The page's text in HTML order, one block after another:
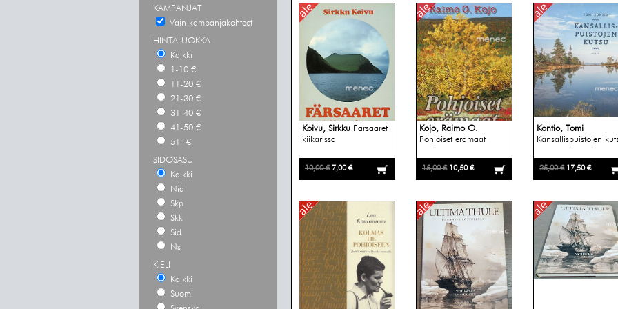
KAMPANJAT
Vain kampanjakohteet
HINTALUOKKA
Kaikki
1-10 €
11-20 €
21-30 €
31-40 €
41-50 €
51- €
SIDOSASU
Kaikki
Nid
Skp
Skk
Sid
Ns
KIELI
Kaikki
Suomi
Koivu, Sirkku Färsaaret
kiikarissa
10,00 €7,00 €
Kojo, Raimo O.
Pohjoiset erämaat
15,00 €10,50 €
Kontio, Tomi
Kansallispuistojen
25,00 €17,50 €